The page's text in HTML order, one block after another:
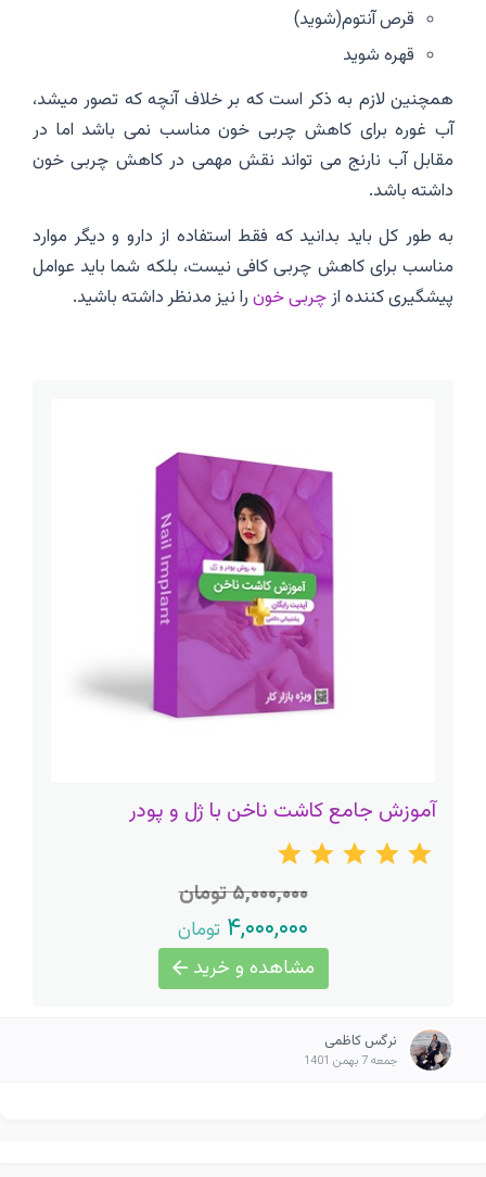
قرص آنتوم(شوید)
قهره شوید
همچنین لازم به ذکر است که بر خلاف آنچه که تصور میشد،
آب غوره برای کاهش چربی خون مناسب نمی باشد اما در
مقابل آب نارنج می تواند نقش مهمی در کاهش چربی خون
داشته باشد.
به طور کل باید بدانید که فقط استفاده از دارو و دیگر موارد
مناسب برای کاهش چربی کافی نیست، بلکه شما باید عوامل
پیشگیری کننده ازچربی خونرا نیز مدنظر داشته باشید.
آموزش جامع کاشت ناخن با ژل و پودر
۵,۰۰۰,۰۰۰ تومان
۴,۰۰۰,۰۰۰ تومان
مشاهده و خرید
نرگس کاظمی
جمعه 7 بهمن 1401